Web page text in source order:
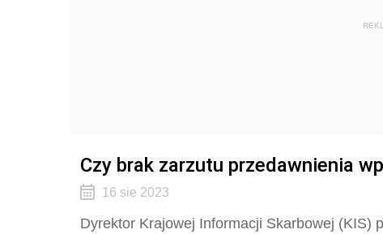
Czy brak zarzutu przedawnienia
16 sie 2023
Dyrektor Krajowej Informacji Skarbowej (KIS)